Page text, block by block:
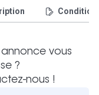
vous
?
nous !